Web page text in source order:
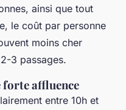
ainsi que tout
le coût par personne
moins cher
3 passages.
affluence
entre 10h et